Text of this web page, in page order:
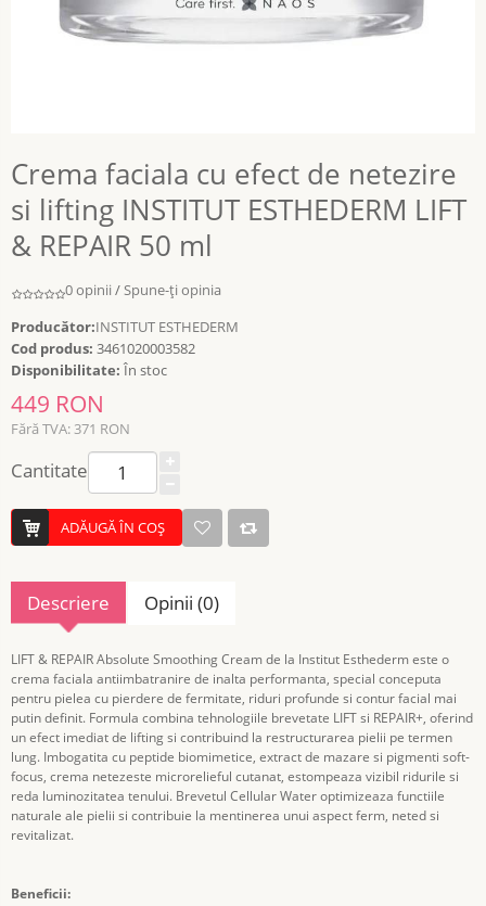
Crema faciala cu efect de netezire
si lifting INSTITUT ESTHEDERM LIFT
& REPAIR 50 ml
0 opinii /Spune-ţi opinia
Producător:INSTITUT ESTHEDERM
Cod produs: 3461020003582
Disponibilitate: În stoc
449 RON
Fără TVA: 371 RON
Cantitate
ADĂUGĂ ÎN COŞ
Descriere Opinii (0)
LIFT & REPAIR Absolute Smoothing Cream de la Institut Esthederm este o
crema faciala antiimbatranire de inalta performanta, special conceputa
pentru pielea cu pierdere de fermitate, riduri profunde si contur facial mai
putin definit. Formula combina tehnologiile brevetate LIFT si REPAIR+, oferind
un efect imediat de lifting si contribuind la restructurarea pielii pe termen
lung. Imbogatita cu peptide biomimetice, extract de mazare si pigmenti soft-
focus, crema netezeste microrelieful cutanat, estompeaza vizibil ridurile si
reda luminozitatea tenului. Brevetul Cellular Water optimizeaza functiile
naturale ale pielii si contribuie la mentinerea unui aspect ferm, neted si
revitalizat.
Beneficii: